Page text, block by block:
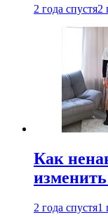
2 года спустя2
Как
2 года спустя1